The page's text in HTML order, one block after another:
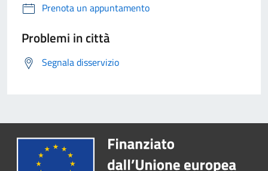
Prenota un appuntamento
Problemi in città
Segnala disservizio